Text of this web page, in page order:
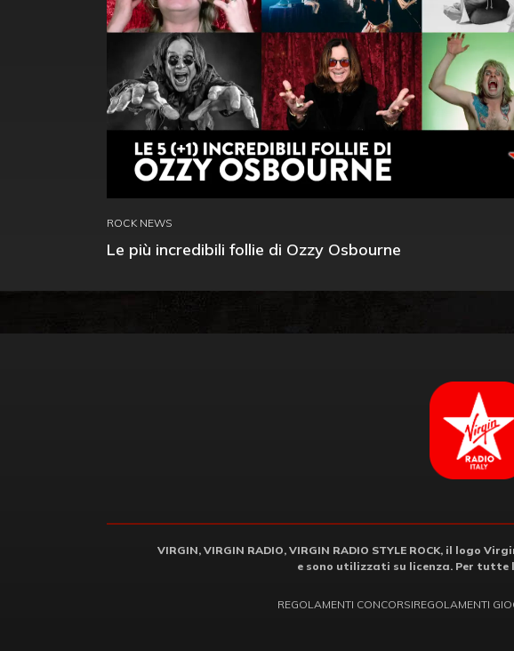
ROCK NEWS
Le più incredibili follie di Ozzy Osbourne
VIRGIN, VIRGIN RADIO, VIRGIN RADIO STYLE ROCK, il
e sono utilizzati su licenza. Per
REGOLAMENTI CONCORSIREGOLAMENTI